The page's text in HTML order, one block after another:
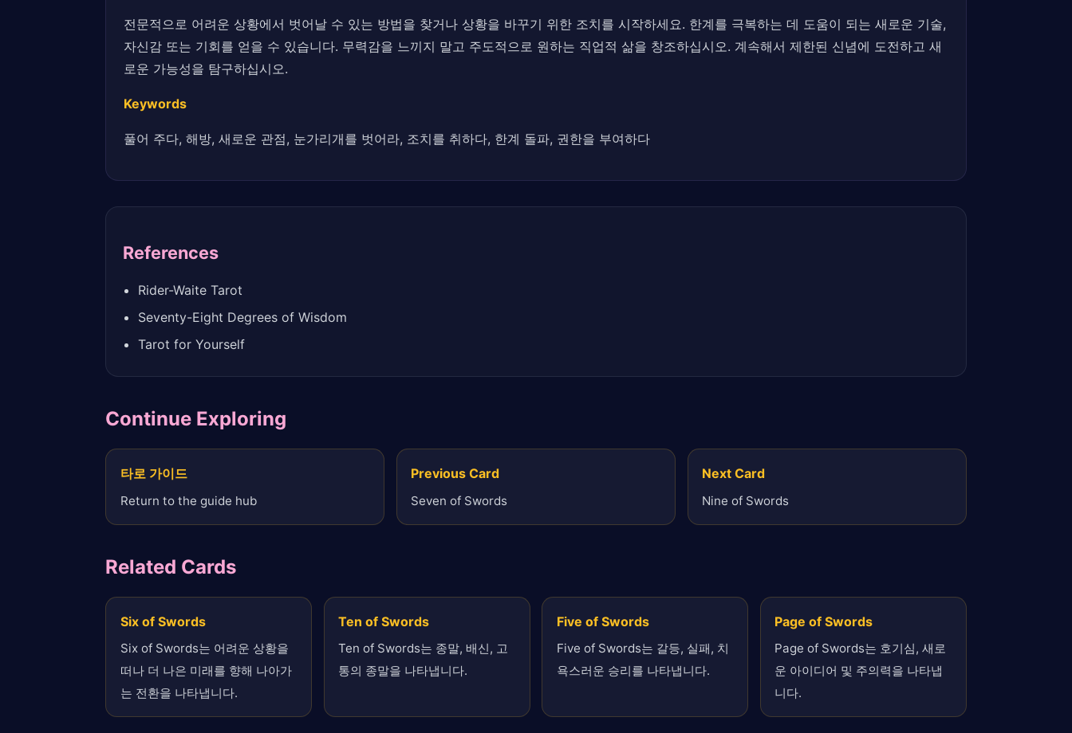
전문적으로 어려운 상황에서 벗어날 수 있는 방법을 찾거나 상황을 바꾸기 위한 조치를 시작하세요. 한계를 극복하는 데 도움이 되는 새로운 기술,
자신감 또는 기회를 얻을 수 있습니다. 무력감을 느끼지 말고 주도적으로 원하는 직업적 삶을 창조하십시오. 계속해서 제한된 신념에 도전하고 새
로운 가능성을 탐구하십시오.
Keywords
풀어 주다, 해방, 새로운 관점, 눈가리개를 벗어라, 조치를 취하다, 한계 돌파, 권한을 부여하다
References
Rider-Waite Tarot
Seventy-Eight Degrees of Wisdom
Tarot for Yourself
Continue Exploring
타로 가이드
Return to the guide hub
Previous Card
Seven of Swords
Next Card
Nine of Swords
Related Cards
Six of Swords
Six of Swords는 어려운 상황을
떠나 더 나은 미래를 향해 나아가
는 전환을 나타냅니다.
Ten of Swords
Ten of Swords는 종말, 배신, 고
통의 종말을 나타냅니다.
Five of Swords
Five of Swords는 갈등, 실패, 치
욕스러운 승리를 나타냅니다.
Page of Swords
Page of Swords는 호기심, 새로
운 아이디어 및 주의력을 나타냅
니다.